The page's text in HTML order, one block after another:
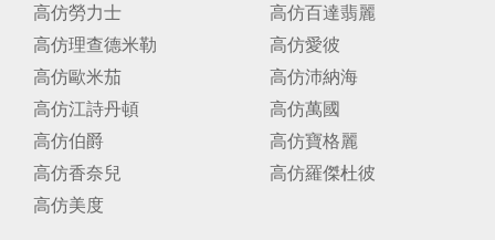
高仿勞力士
高仿百達翡麗
高仿理查德米勒
高仿愛彼
高仿歐米茄
高仿沛納海
高仿江詩丹頓
高仿萬國
高仿伯爵
高仿寶格麗
高仿香奈兒
高仿羅傑杜彼
高仿美度